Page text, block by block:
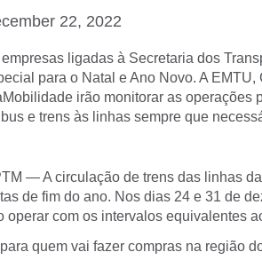
22, 2022
ligadas à Secretaria dos
para o Natal e Ano Novo. A
irão monitorar as operações
e trens às linhas sempre que
— A circulação de trens das linhas
de fim do ano. Nos dias 24 e 31 de
operar com os intervalos equivalentes
quem vai fazer compras na região